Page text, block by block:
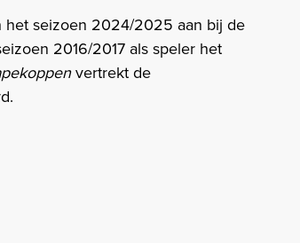
het seizoen 2024/2025 aan bij de
2016/2017 als speler het
vertrekt de